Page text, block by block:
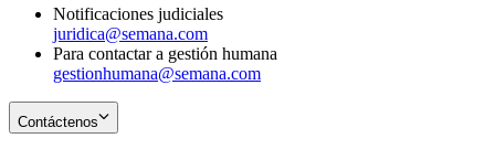
Notificaciones judiciales
juridica@semana.com
Para contactar a gestión humana
gestionhumana@semana.com
Contáctenos